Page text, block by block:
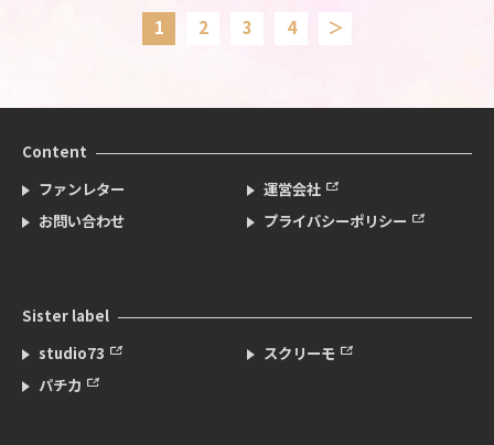
1 2 3 4 ＞
Content
ファンレター
お問い合わせ
運営会社
プライバシーポリシー
Sister label
studio73
パチカ
スクリーモ